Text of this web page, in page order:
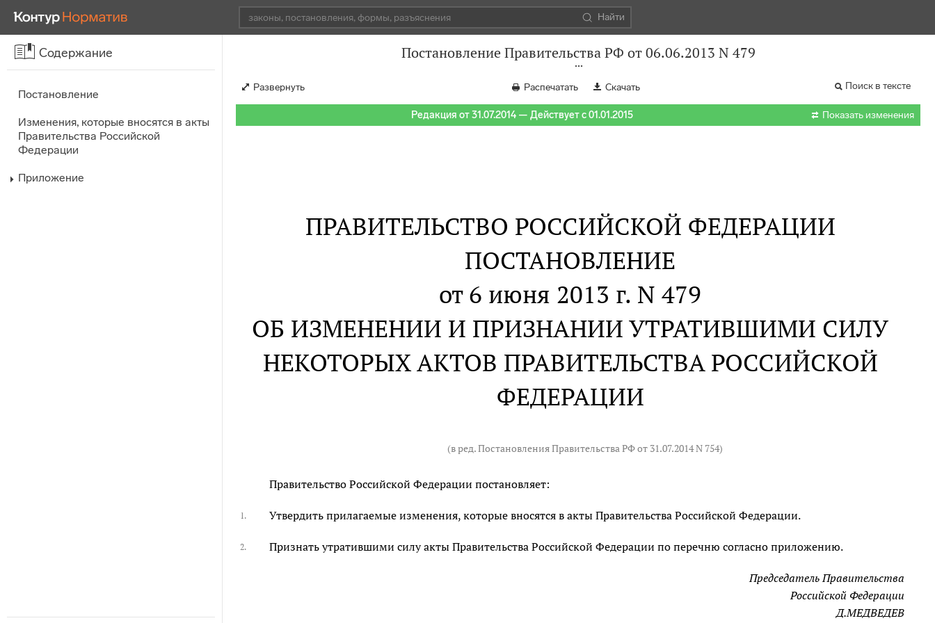
Найти
Содержание
Постановление
Изменения, которые вносятся в акты
Правительства Российской
Федерации
Приложение
Постановление Правительства РФ от 06.06.2013 N 479
Развернуть Распечатать Скачать Поиск в тексте
Редакция от 31.07.2014 — Действует с 01.01.2015  Показать изменения
ПРАВИТЕЛЬСТВО РОССИЙСКОЙ ФЕДЕРАЦИИ
ПОСТАНОВЛЕНИЕ
от 6 июня 2013 г. N 479
ОБ ИЗМЕНЕНИИ И ПРИЗНАНИИ УТРАТИВШИМИ СИЛУ
НЕКОТОРЫХ АКТОВ ПРАВИТЕЛЬСТВА РОССИЙСКОЙ
ФЕДЕРАЦИИ
(в ред. Постановления Правительства РФ от 31.07.2014 N 754)
Правительство Российской Федерации постановляет:
1. Утвердить прилагаемые изменения, которые вносятся в акты Правительства Российской Федерации.
2. Признать утратившими силу акты Правительства Российской Федерации по перечню согласно приложению.
Председатель Правительства
Российской Федерации
Д.МЕДВЕДЕВ